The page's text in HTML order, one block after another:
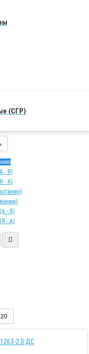
(СГР)
- Я)
- A)
- Я)
- A)
20